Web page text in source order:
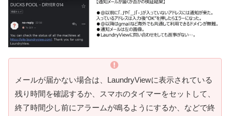
メールが届かない場合は、LaundryViewに表示されている
残り時間を確認するか、スマホのタイマーをセットして、
終了時間少し前にアラームが鳴るようにするか、などで終